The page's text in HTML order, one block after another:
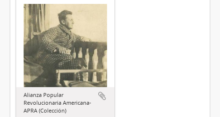
Alianza Popular
Revolucionaria Americana-
APRA (Colección)